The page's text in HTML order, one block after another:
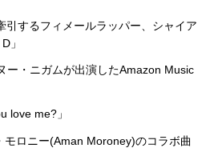
引するフィメールラッパー、シャイア
」
ー・ニガムが出演したAmazon Music
love me?」
モロニー(Aman Moroney)のコラボ曲